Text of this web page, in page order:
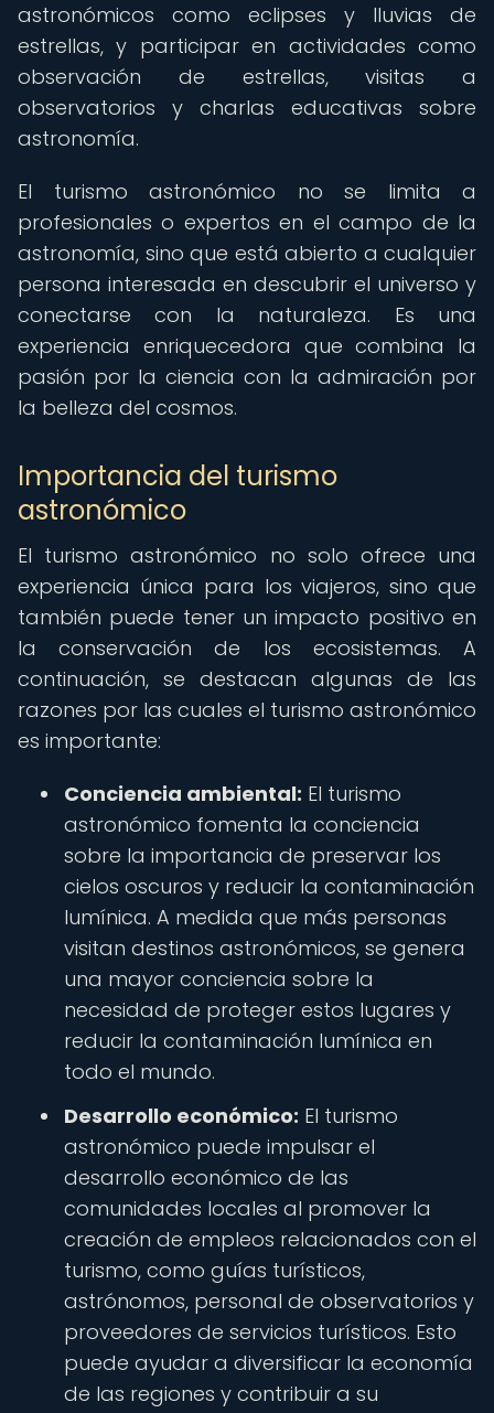
astronómicos como eclipses y lluvias de
estrellas, y participar en actividades como
observación de estrellas, visitas a
observatorios y charlas educativas sobre
astronomía.
El turismo astronómico no se limita a
profesionales o expertos en el campo de la
astronomía, sino que está abierto a cualquier
persona interesada en descubrir el universo y
conectarse con la naturaleza. Es una
experiencia enriquecedora que combina la
pasión por la ciencia con la admiración por
la belleza del cosmos.
Importancia del turismo
astronómico
El turismo astronómico no solo ofrece una
experiencia única para los viajeros, sino que
también puede tener un impacto positivo en
la conservación de los ecosistemas. A
continuación, se destacan algunas de las
razones por las cuales el turismo astronómico
es importante:
Conciencia ambiental: El turismo
astronómico fomenta la conciencia
sobre la importancia de preservar los
cielos oscuros y reducir la contaminación
lumínica. A medida que más personas
visitan destinos astronómicos, se genera
una mayor conciencia sobre la
necesidad de proteger estos lugares y
reducir la contaminación lumínica en
todo el mundo.
Desarrollo económico: El turismo
astronómico puede impulsar el
desarrollo económico de las
comunidades locales al promover la
creación de empleos relacionados con el
turismo, como guías turísticos,
astrónomos, personal de observatorios y
proveedores de servicios turísticos. Esto
puede ayudar a diversificar la economía
de las regiones y contribuir a su